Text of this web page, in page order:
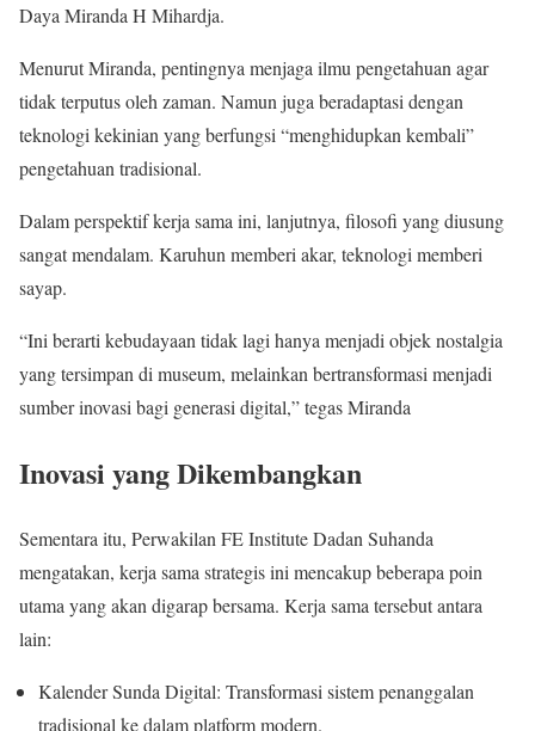
Daya Miranda H Mihardja.
Menurut Miranda, pentingnya menjaga ilmu pengetahuan agar
tidak terputus oleh zaman. Namun juga beradaptasi dengan
teknologi kekinian yang berfungsi “menghidupkan kembali”
pengetahuan tradisional.
Dalam perspektif kerja sama ini, lanjutnya, filosofi yang diusung
sangat mendalam. Karuhun memberi akar, teknologi memberi
sayap.
“Ini berarti kebudayaan tidak lagi hanya menjadi objek nostalgia
yang tersimpan di museum, melainkan bertransformasi menjadi
sumber inovasi bagi generasi digital,” tegas Miranda
Inovasi yang Dikembangkan
Sementara itu, Perwakilan FE Institute Dadan Suhanda
mengatakan, kerja sama strategis ini mencakup beberapa poin
utama yang akan digarap bersama. Kerja sama tersebut antara
lain:
Kalender Sunda Digital: Transformasi sistem penanggalan
tradisional ke dalam platform modern.